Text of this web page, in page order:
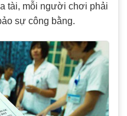
tài, mỗi người chơi phải
sự công bằng.